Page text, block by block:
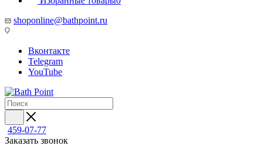
shoponline@bathpoint.ru
Вконтакте
Telegram
YouTube
459-07-77
Заказать звонок